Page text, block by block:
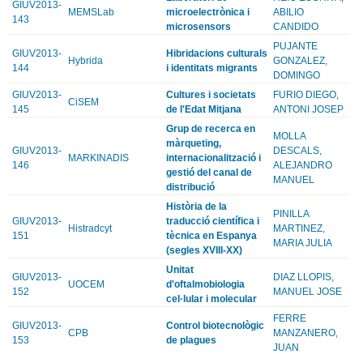
GIUV2013-
143
MEMSLab
microelectrònica i
microsensors
ABILIO
CANDIDO
GIUV2013-
144
Hybrida
Hibridacions culturals
i identitats migrants
PUJANTE
GONZALEZ,
DOMINGO
GIUV2013-
145
CiSEM
Cultures i societats
de l'Edat Mitjana
FURIO DIEGO,
ANTONI JOSEP
GIUV2013-
146
MARKINADIS
Grup de recerca en
màrqueting,
internacionalització i
gestió del canal de
distribució
MOLLA
DESCALS,
ALEJANDRO
MANUEL
GIUV2013-
151
Histradcyt
Història de la
traducció científica i
tècnica en Espanya
(segles XVIII-XX)
PINILLA
MARTINEZ,
MARIA JULIA
GIUV2013-
152
UOCEM
Unitat
d'oftalmobiologia
cel·lular i molecular
DIAZ LLOPIS,
MANUEL JOSE
GIUV2013-
153
CPB
Control biotecnològic
de plagues
FERRE
MANZANERO,
JUAN